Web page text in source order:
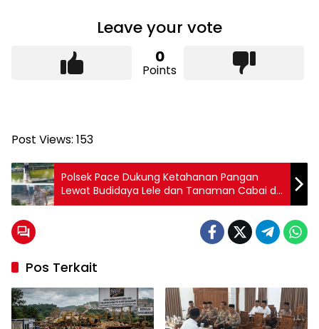
Leave your vote
0
Points
Post Views: 153
Polsek Pace Dukung Ketahanan Pangan
Lewat Budidaya Lele dan Tanaman Cabai di
Pekarangan Warga
Pos Terkait